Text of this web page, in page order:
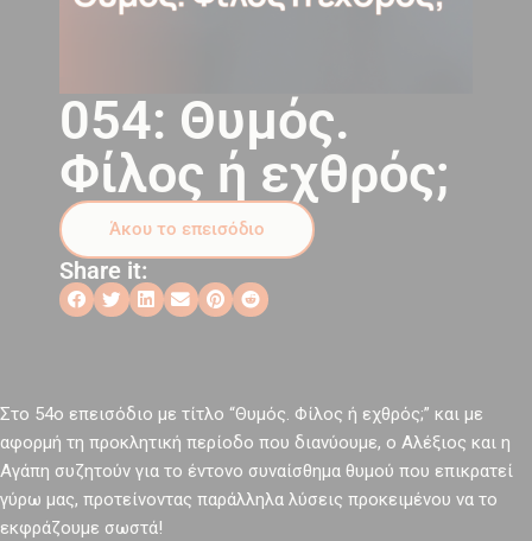
054: Θυμός.
Φίλος ή εχθρός;
Άκου το επεισόδιο
Share it:
Στο 54o επεισόδιο με τίτλο “Θυμός. Φίλος ή εχθρός;” και με
αφορμή τη προκλητική περίοδο που διανύουμε, ο Αλέξιος και η
Αγάπη συζητούν για το έντονο συναίσθημα θυμού που επικρατεί
γύρω μας, προτείνοντας παράλληλα λύσεις προκειμένου να το
εκφράζουμε σωστά!